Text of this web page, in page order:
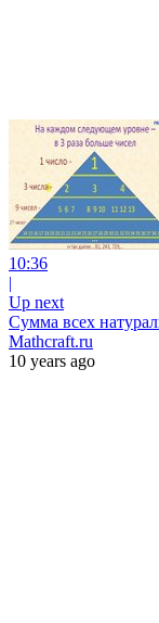
10:36
|
Up next
Сумма всех
Mathcraft.ru
10 years ago